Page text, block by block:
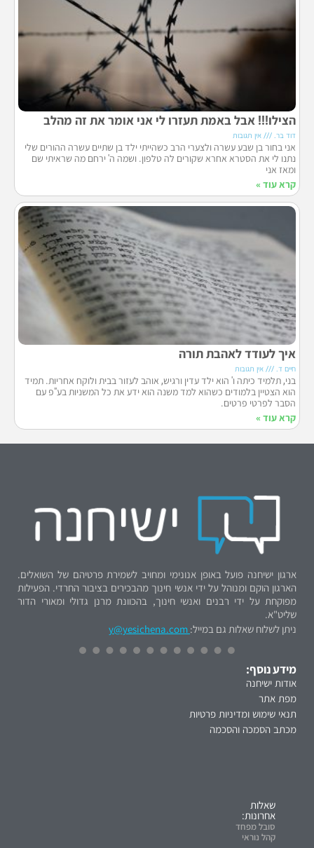
הצילו!!! אבל באמת תעזרו לי אני אומר את זה מהלב
דוד בר. אין תגובות
אני בחור בן שבע עשרה ולצערי הרב כשהייתי ילד בן שתיים עשרה ההורים שלי
נתנו לי את הסטרא אחרא שקורים לה טלפון. ושמה ה' ירחם מה שראיתי שם
ומאז אני
קרא עוד »
איך לעודד לאהבת תורה
חיים ד. אין תגובות
בני, תלמיד כיתה ו' הוא ילד עדין ורגיש, אוהב לעזור בבית ולוקח אחריות. תמיד
הוא הצטיין בלמודים כשהוא למד משנה הוא ידע את כל המשניות בע"פ עם
הסבר לפרטי פרטים.
קרא עוד »
ארגון ישיחנה פועל באופן אנונימי ומחויב לשמירת פרטיהם של השואלים.
הארגון הוקם ומנוהל על ידי אנשי חינוך מהבכירים בציבור החרדי. הפעילות
מפוקחת על ידי רבנים ואנשי חינוך, בהכוונת מרנן גדולי ומאורי הדור
שליט"א.
ניתן לשלוח שאלות גם במייל: y@yesichena.com
מידע נוסף:
אודות ישיחנה
מפת אתר
תנאי שימוש ומדיניות פרטיות
מכתב הסמכה והסכמה
שאלות
אחרונות:
סובל מפחד
קהל נוראי